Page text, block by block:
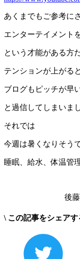
あくまでもご参考に
エンターテイメント
という才能がある方
テンションが上がる
ブログもピッチが早
と過信してしまいま
それでは
今週は暑くなりそう
睡眠、給水、体温管
後藤 康
\この記事をシェアす